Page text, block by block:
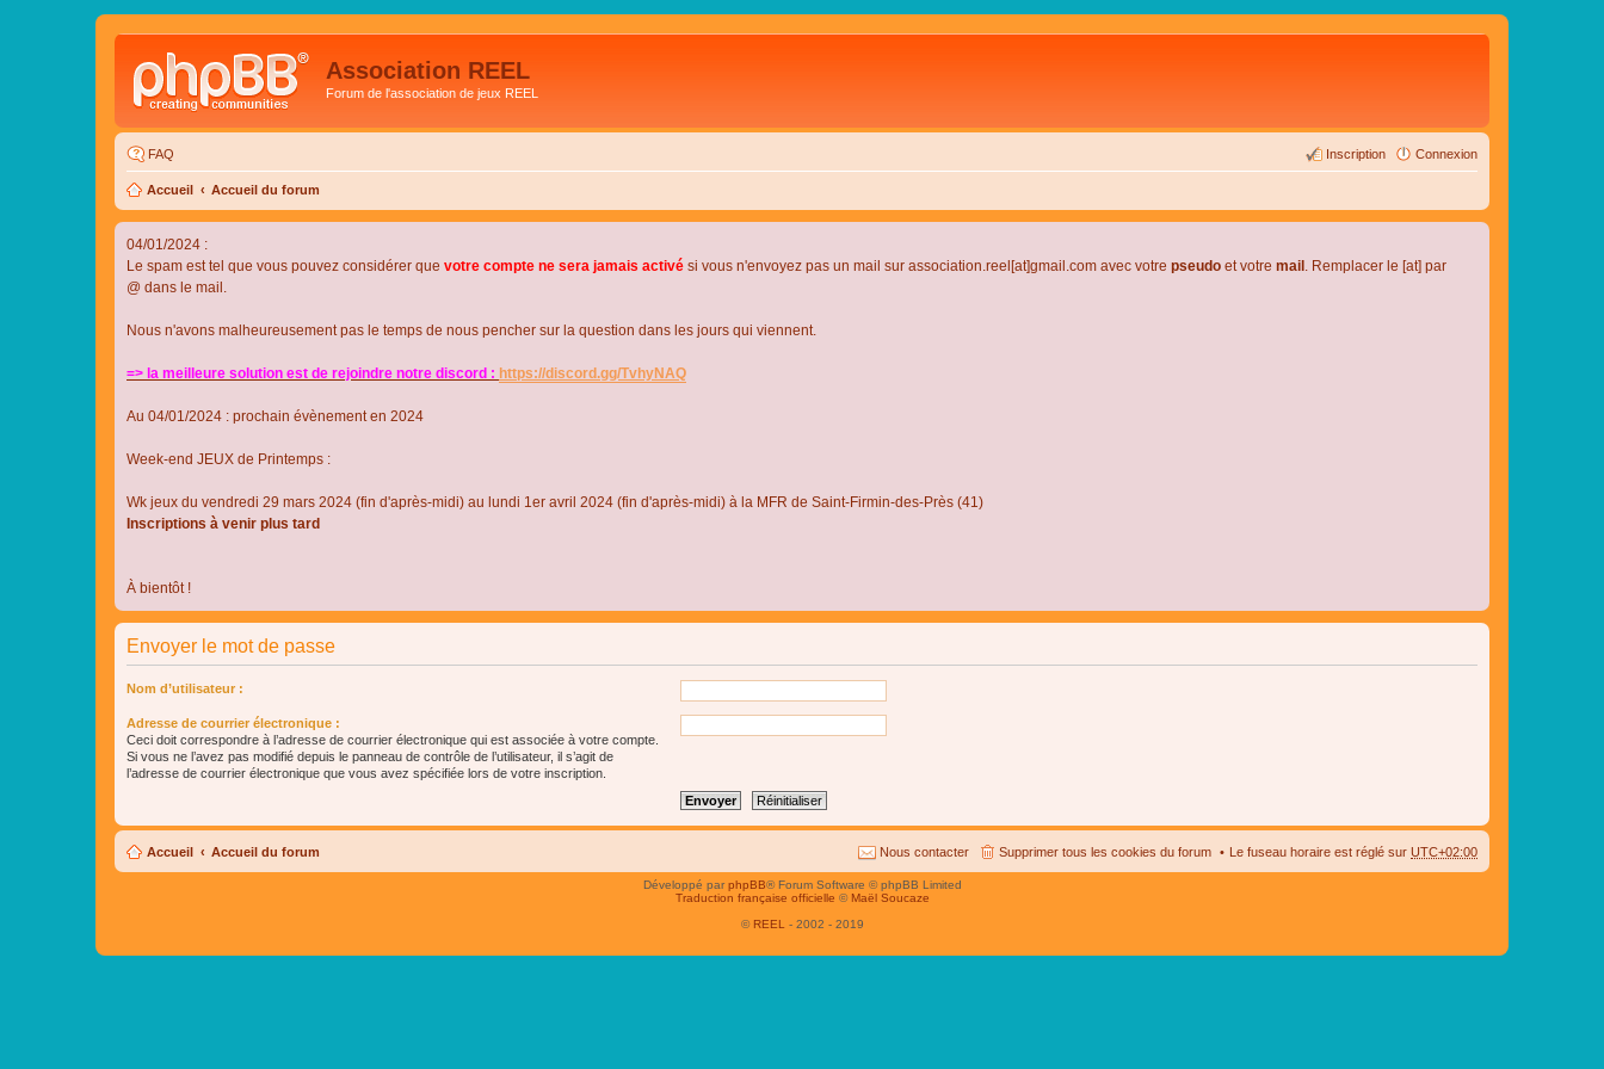
Association REEL
Forum de l'association de jeux REEL
FAQ Connexion
Inscription
Accueil Accueil du forum
04/01/2024 :
Le spam est tel que vous pouvez considérer que votre compte ne sera jamais activé si vous n'envoyez pas un mail sur association.reel[at]gmail.com avec votre pseudo et votre mail . Remplacer le [at] par
@ dans le mail.
Nous n'avons malheureusement pas le temps de nous pencher sur la question dans les jours qui viennent.
=> la meilleure solution est de rejoindre notre discord : https://discord.gg/TvhyNAQ
Au 04/01/2024 : prochain évènement en 2024
Week-end JEUX de Printemps :
Wk jeux du vendredi 29 mars 2024 (fin d'après-midi) au lundi 1er avril 2024 (fin d'après-midi) à la MFR de Saint-Firmin-des-Près (41)
Inscriptions à venir plus tard
À bientôt !
Envoyer le mot de passe
Nom d’utilisateur :
Adresse de courrier électronique :
Ceci doit correspondre à l’adresse de courrier électronique qui est associée à votre compte.
Si vous ne l’avez pas modifié depuis le panneau de contrôle de l’utilisateur, il s’agit de
l’adresse de courrier électronique que vous avez spécifiée lors de votre inscription.
Accueil Accueil du forum Le fuseau horaire est réglé sur UTC+02:00
Supprimer tous les cookies du forum
Nous contacter
Développé parphpBB® Forum Software © phpBB Limited
Traduction française officielle © Maël Soucaze
© REEL - 2002 - 2019